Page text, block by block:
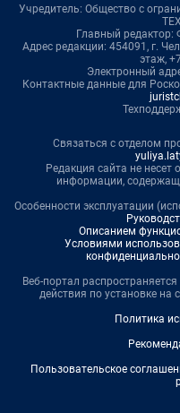
Учредитель: Общество с
Главный редактор:
Адрес редакции: 454091, г.
этаж,
Электронный
Контактные данные для
Связаться с отделом
Редакция сайта не несет
информации,
Особенности эксплуатации
Описанием
Условиями
Веб-портал
действия по установке на
Политика
Пользовательское